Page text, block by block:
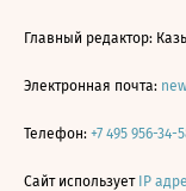
Главный редактор:
Электронная почта:
Телефон: +7 495 956-34-
Сайт использует IP